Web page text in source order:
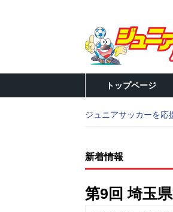
トップページ
ジュニアサッカーを応
新着情報
第9回 埼玉